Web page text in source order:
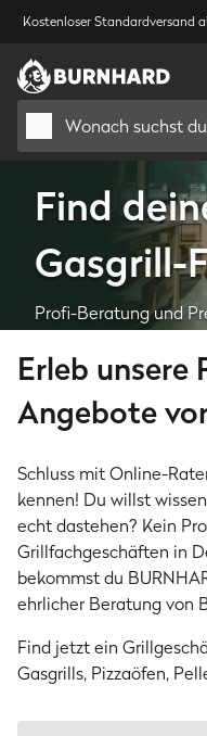
Kostenloser Standardversand
Wonach suchst
Find
Gasgrill-
Profi-Beratung und
Entdeck zertifizierte
Nähe.
Händler finden
Erleb unsere
Angebote
Schluss mit Online-
kennen! Du willst
echt dastehen? Kein
Grillfachgeschäften in
bekommst du
ehrlicher Beratung von
Find jetzt ein
Gasgrills, Pizzaöfen,